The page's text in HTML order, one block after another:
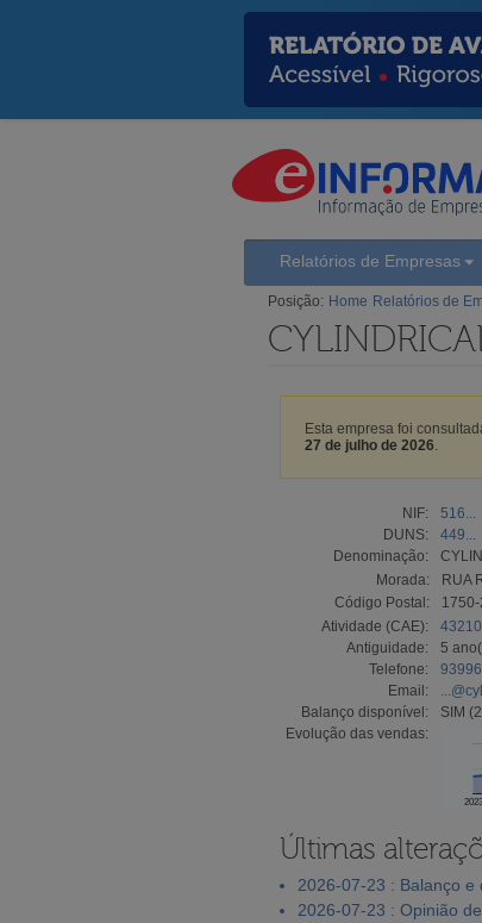
Relatórios de Empresas
Posição: Home Relatórios de
Esta empresa foi
27 de julho de 2026
NIF:
516...
DUNS:
449...
Denominação:
Morada:
RUA
Código Postal:
Atividade (CAE):
Antiguidade:
5
Telefone:
Email:
Balanço disponível:
SIM
Evolução das vendas:
2023
Últimas
2026-07-23 : Balanço
2026-07-23 : Opinião